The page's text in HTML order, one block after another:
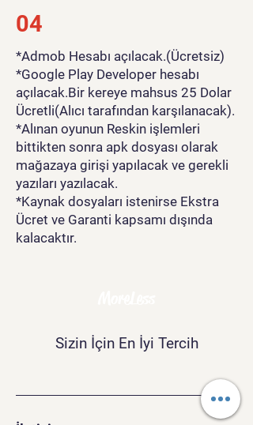
04
*Admob Hesabı açılacak.(Ücretsiz)
*Google Play Developer hesabı
açılacak.Bir kereye mahsus 25 Dolar
Ücretli(Alıcı tarafından karşılanacak).
*Alınan oyunun Reskin işlemleri
bittikten sonra apk dosyası olarak
mağazaya girişi yapılacak ve gerekli
yazıları yazılacak.
*Kaynak dosyaları istenirse Ekstra
Ücret ve Garanti kapsamı dışında
kalacaktır.
Sizin İçin En İyi Tercih